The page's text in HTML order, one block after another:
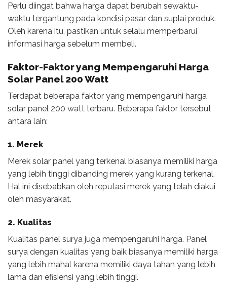
Perlu diingat bahwa harga dapat berubah sewaktu-
waktu tergantung pada kondisi pasar dan suplai produk.
Oleh karena itu, pastikan untuk selalu memperbarui
informasi harga sebelum membeli.
Faktor-Faktor yang Mempengaruhi Harga
Solar Panel 200 Watt
Terdapat beberapa faktor yang mempengaruhi harga
solar panel 200 watt terbaru. Beberapa faktor tersebut
antara lain:
1. Merek
Merek solar panel yang terkenal biasanya memiliki harga
yang lebih tinggi dibanding merek yang kurang terkenal.
Hal ini disebabkan oleh reputasi merek yang telah diakui
oleh masyarakat.
2. Kualitas
Kualitas panel surya juga mempengaruhi harga. Panel
surya dengan kualitas yang baik biasanya memiliki harga
yang lebih mahal karena memiliki daya tahan yang lebih
lama dan efisiensi yang lebih tinggi.